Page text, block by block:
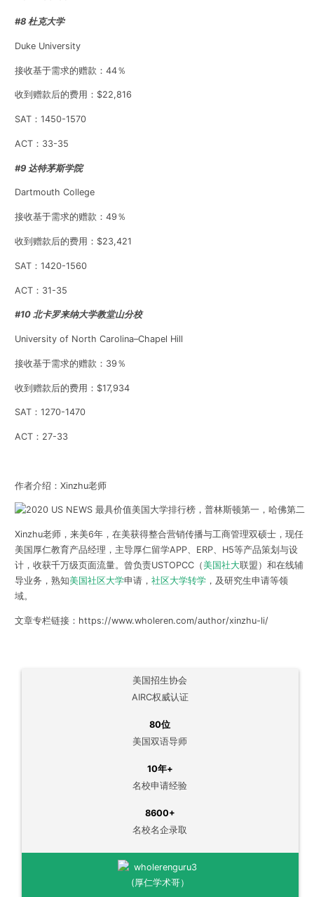
#8 杜克大学
Duke University
接收基于需求的赠款：44％
收到赠款后的费用：$22,816
SAT：1450-1570
ACT：33-35
#9 达特茅斯学院
Dartmouth College
接收基于需求的赠款：49％
收到赠款后的费用：$23,421
SAT：1420-1560
ACT：31-35
#10 北卡罗来纳大学教堂山分校
University of North Carolina–Chapel Hill
接收基于需求的赠款：39％
收到赠款后的费用：$17,934
SAT：1270-1470
ACT：27-33
作者介绍：Xinzhu老师
Xinzhu老师，来美6年，在美获得整合营销传播与工商管理双硕士，现任
美国厚仁教育产品经理，主导厚仁留学APP、ERP、H5等产品策划与设
计，收获千万级页面流量。曾负责USTOPCC（美国社大联盟）和在线辅
导业务，熟知美国社区大学申请， 社区大学转学，及研究生申请等领
域。
文章专栏链接：https://www.wholeren.com/author/xinzhu-li/
美国招生协会
AIRC权威认证
80位
美国双语导师
10年+
名校申请经验
8600+
名校名企录取